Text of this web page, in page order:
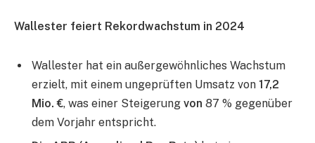
Wallester feiert Rekordwachstum in 2024
Wallester hat ein außergewöhnliches Wachstum
erzielt, mit einem ungeprüften Umsatz von 17,2
Mio. €, was einer Steigerung von 87 % gegenüber
dem Vorjahr entspricht.